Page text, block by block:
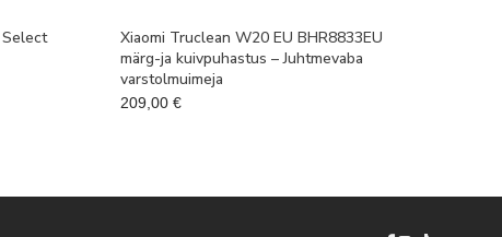
on: 199,99 €.
Xiaomi Truclean W20 EU BHR8833EU
märg-ja kuivpuhastus – Juhtmevaba
varstolmuimeja
209,00 €